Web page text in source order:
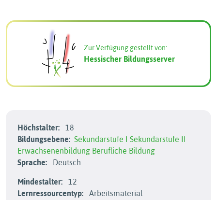
Zur Verfügung gestellt von:
Hessischer Bildungsserver
Höchstalter:
18
Bildungsebene: Sekundarstufe I Sekundarstufe II
Erwachsenenbildung Berufliche Bildung
Sprache:
Deutsch
Mindestalter:
12
Lernressourcentyp:
Arbeitsmaterial